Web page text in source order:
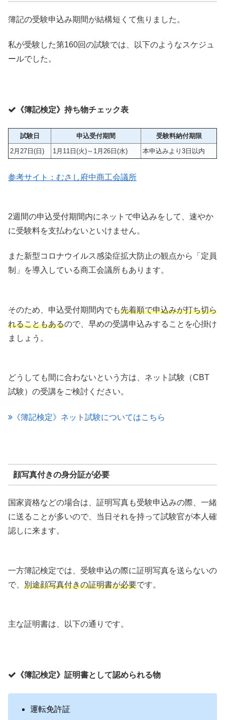
簿記の受験申込み期間が結構短くて焦りました。
私が受験した第160回の試験では、以下のようなスケジュ
ールでした。
《簿記検定》持ち物チェック表
試験日 申込受付期間
受験料納付期限
2月27日(日)
1月11日(火)～1月26日(水) 本申込みより3日以内
参考サイト：むさし府中商工会議所
2週間の申込受付期間内にネットで申込みをして、速やか
に受験料を支払わないといけません。
また新型コロナウイルス感染症拡大防止の観点から「定員
制」を導入している商工会議所もあります。
そのため、申込受付期間内でも先着順で申込みが打ち切ら
れることもあるので、早めの受講申込みすることを心掛け
ましょう。
どうしても間に合わないという方は、ネット試験（CBT
試験）の受講をご検討ください。
《簿記検定》ネット試験についてはこちら
顔写真付きの身分証が必要
国家資格などの場合は、証明写真も受験申込みの際、一緒
に送ることが多いので、当日それを持って試験官が本人確
認しに来ます。
一方簿記検定では、受験申込の際に証明写真を送らないの
で、 別途顔写真付きの証明書が必要です。
主な証明書は、以下の通りです。
《簿記検定》証明書として認められる物
運転免許証